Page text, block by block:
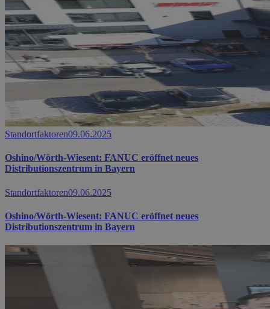
Standortfaktoren09.06.2025
Oshino/Wörth-Wiesent: FANUC eröffnet neues
Distributionszentrum in Bayern
Standortfaktoren09.06.2025
Oshino/Wörth-Wiesent: FANUC eröffnet neues
Distributionszentrum in Bayern